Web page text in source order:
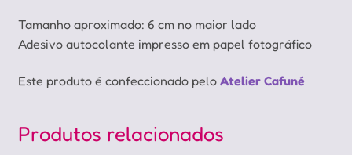
Tamanho aproximado: 6 cm no maior lado
Adesivo autocolante impresso em papel fotográfico
Este produto é confeccionado pelo Atelier Cafuné
Produtos relacionados